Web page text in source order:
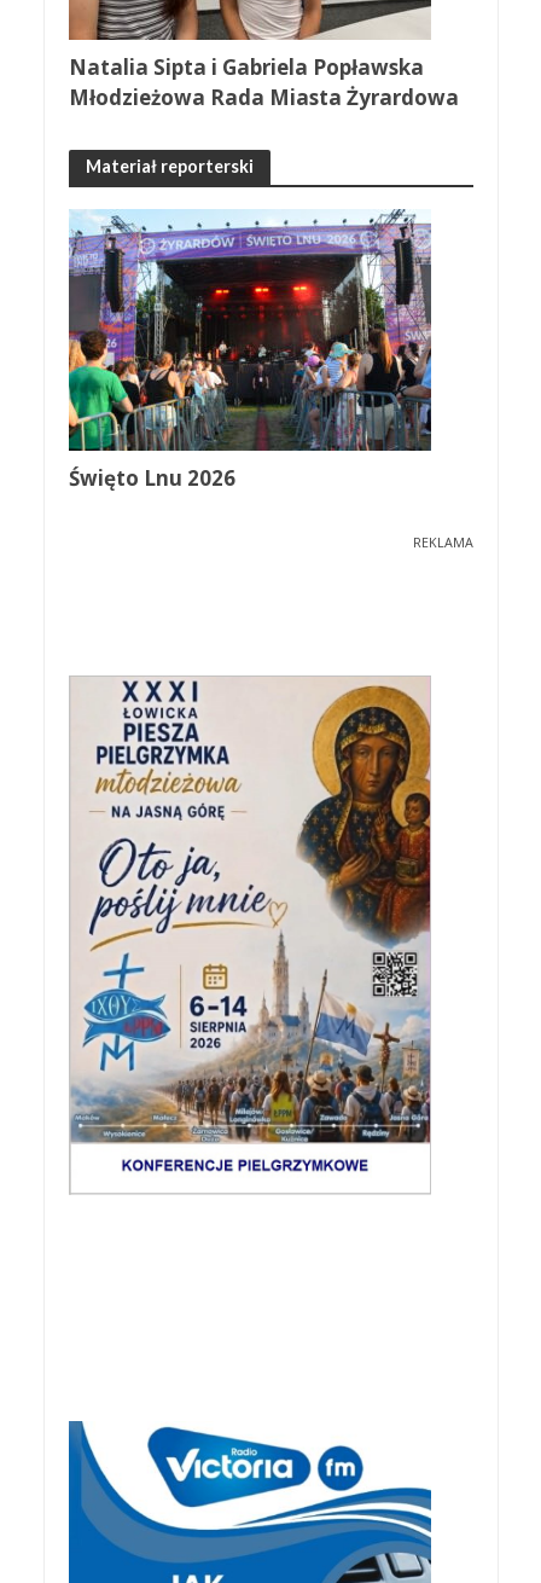
Natalia Sipta i Gabriela Popławska
Młodzieżowa Rada Miasta Żyrardowa
Materiał reporterski
Święto Lnu 2026
REKLAMA